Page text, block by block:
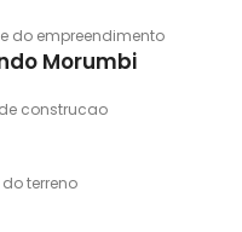
do empreendimento
Morumbi
construcao
terreno